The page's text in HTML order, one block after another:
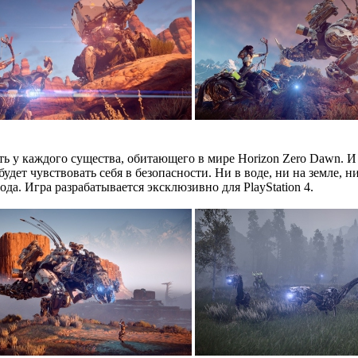
у каждого существа, обитающего в мире Horizon Zero
чувствовать себя в безопасности. Ни в воде, ни на
Игра разрабатывается эксклюзивно для PlayStation 4.